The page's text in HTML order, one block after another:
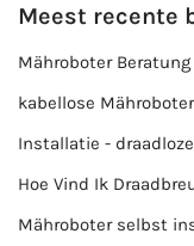
Meest recente
Mähroboter Beratung
kabellose
Installatie -
Hoe Vind Ik
Mähroboter selbst